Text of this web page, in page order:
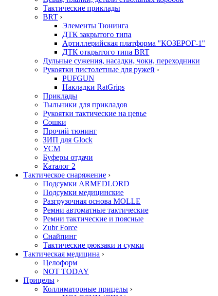
Тактические приклады
BRT ›
Элементы Тюнинга
ДТК закрытого типа
Артиллерийская платформа "КОЗЕРОГ-1"
ДТК открытого типа BRT
Дульные сужения, насадки, чоки, переходники
Рукоятки пистолетные для ружей ›
PUFGUN
Накладки RatGrips
Приклады
Тыльники для прикладов
Рукоятки тактические на цевье
Сошки
Прочий тюнинг
ЗИП для Glock
УСМ
Буферы отдачи
Каталог 2
Тактическое снаряжение ›
Подсумки ARMEDLORD
Подсумки медицинские
Разгрузочная основа MOLLE
Ремни автоматные тактические
Ремни тактические и поясные
Zubr Force
Снайпинг
Тактические рюкзаки и сумки
Тактическая медицина ›
Целоформ
NOT TODAY
Прицелы ›
Коллиматорные прицелы ›